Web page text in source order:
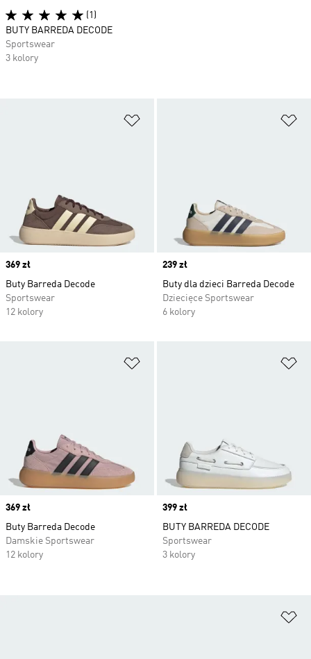
Price
369 zł
Buty Barreda Decode
Sportswear
12 kolory
Price
239 zł
Buty dla dzieci Barreda Decode
Dziecięce Sportswear
6 kolory
Price
369 zł
Buty Barreda Decode
Damskie Sportswear
12 kolory
Price
399 zł
BUTY BARREDA DECODE
Sportswear
3 kolory
(1)
BUTY BARREDA DECODE
Sportswear
3 kolory